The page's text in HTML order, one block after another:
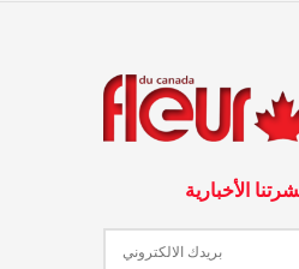
الأخبارية